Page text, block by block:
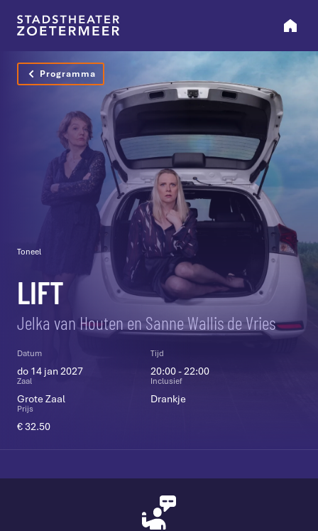
Programma
Toneel
LIFT
Jelka van Houten en Sanne Wallis de Vries
Datum
do 14 jan 2027
Tijd
20:00 - 22:00
Zaal
Grote Zaal
Inclusief
Drankje
Prijs
€ 32.50